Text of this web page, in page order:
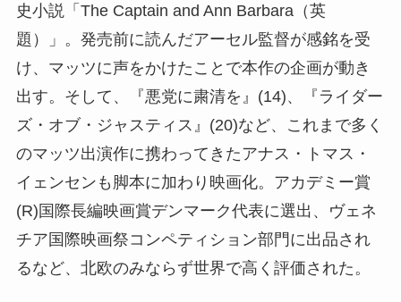
史小説「The Captain and Ann Barbara（英
題）」。発売前に読んだアーセル監督が感銘を受
け、マッツに声をかけたことで本作の企画が動き
出す。そして、『悪党に粛清を』(14)、『ライダー
ズ・オブ・ジャスティス』(20)など、これまで多く
のマッツ出演作に携わってきたアナス・トマス・
イェンセンも脚本に加わり映画化。アカデミー賞
(R)国際長編映画賞デンマーク代表に選出、ヴェネ
チア国際映画祭コンペティション部門に出品され
るなど、北欧のみならず世界で高く評価された。